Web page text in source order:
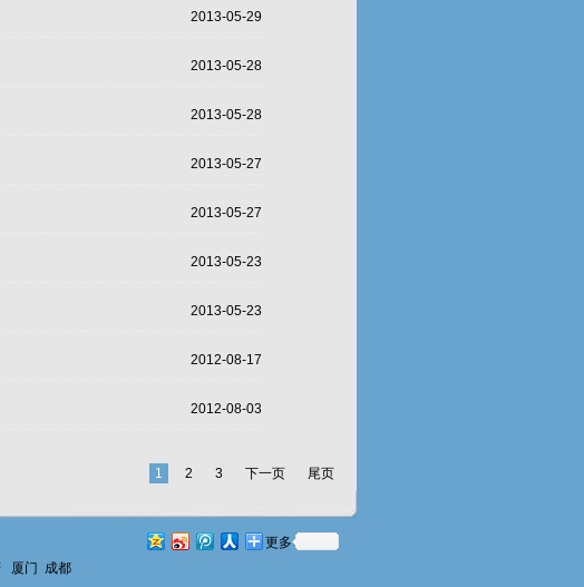
2013-05-29
2013-05-28
2013-05-28
2013-05-27
2013-05-27
2013-05-23
2013-05-23
2012-08-17
2012-08-03
1 2 3 下一页 尾页
更多
厦门 成都